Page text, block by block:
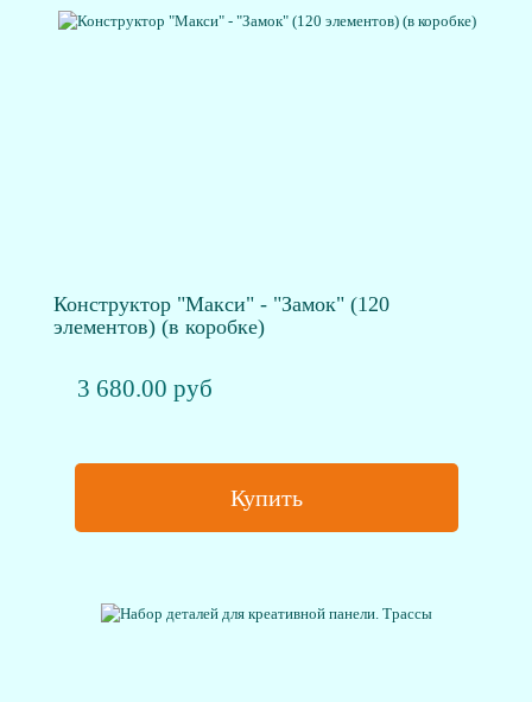
Конструктор "Макси" - "Замок" (120
элементов) (в коробке)
3 680.00 руб
Купить